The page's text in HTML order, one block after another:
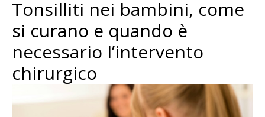
Tonsilliti nei bambini, come
si curano e quando è
necessario l’intervento
chirurgico